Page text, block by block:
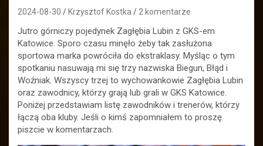
2024-08-30 Krzysztof Kostka 2 komentarze
Jutro górniczy pojedynek Zagłębia Lubin z GKS-em
Katowice. Sporo czasu minęło żeby tak zasłużona
sportowa marka powróciła do ekstraklasy. Myśląc o tym
spotkaniu nasuwają mi się trzy nazwiska Biegun, Błąd i
Woźniak. Wszyscy trzej to wychowankowie Zagłębia Lubin
oraz zawodnicy, którzy grają lub grali w GKS Katowice.
Poniżej przedstawiam listę zawodników i trenerów, którzy
łączą oba kluby. Jeśli o kimś zapomniałem to proszę
piszcie w komentarzach.